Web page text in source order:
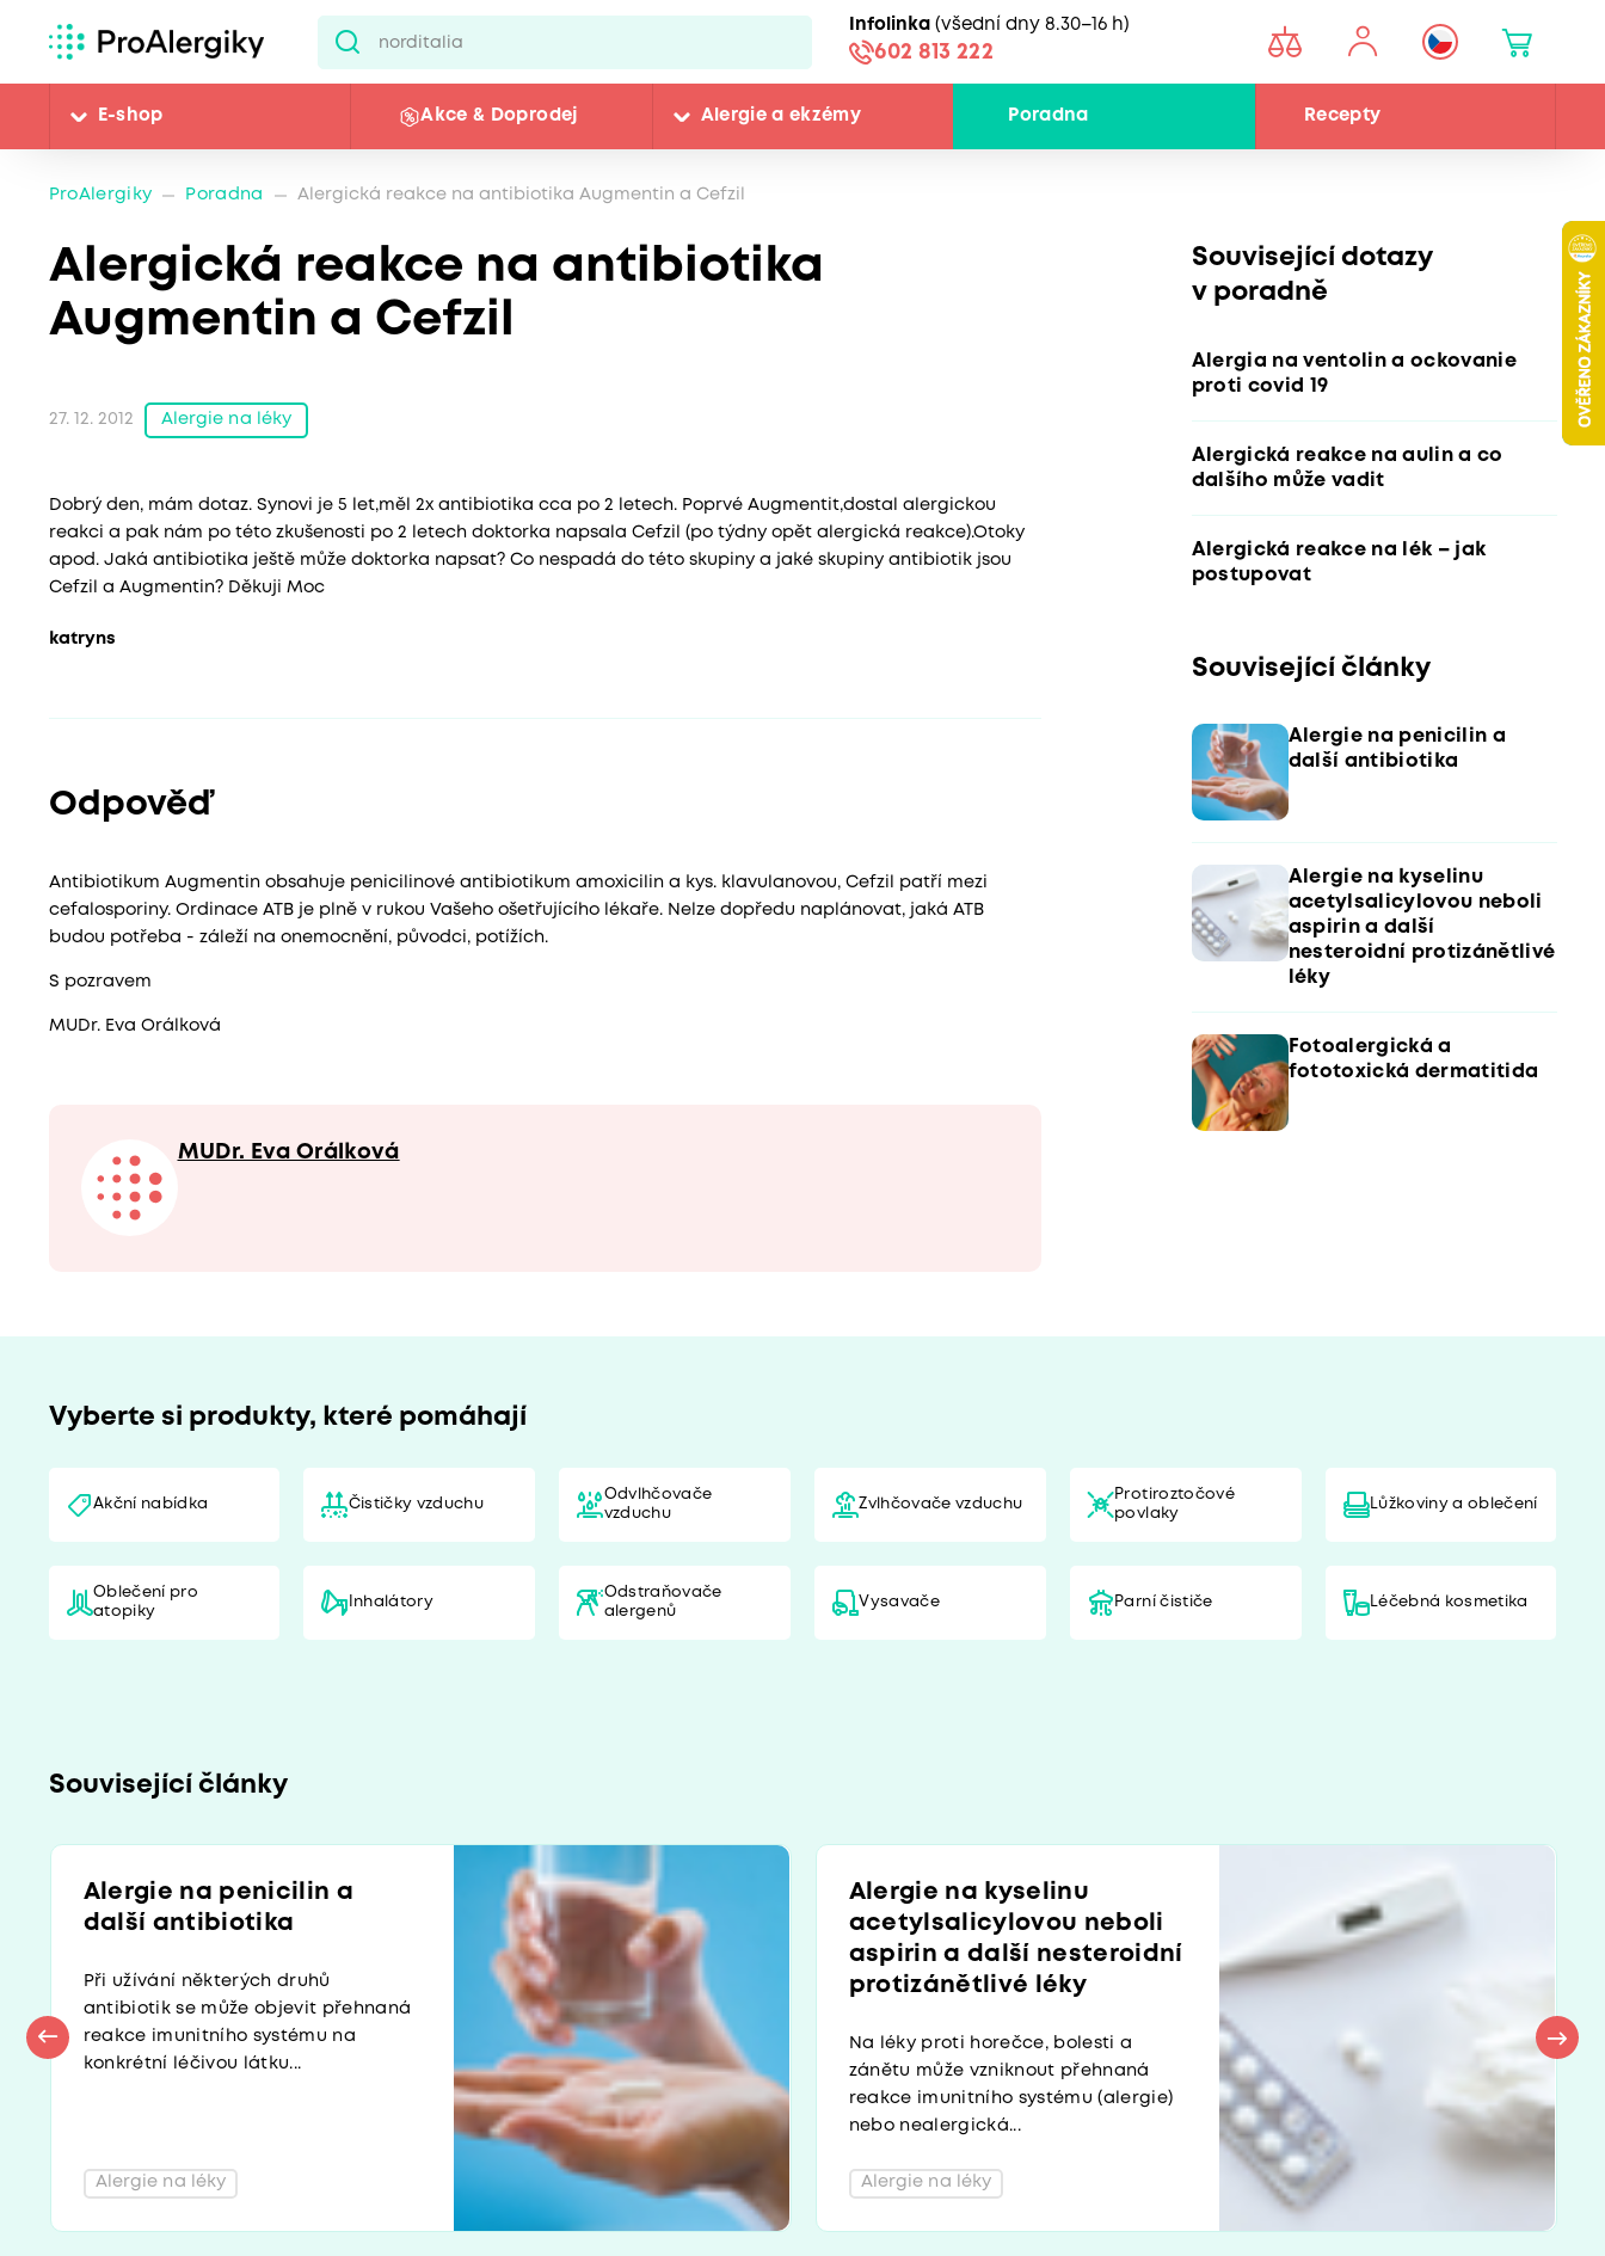
Infolinka (všední dny 8.30–16 h)
602 813 222
E-shop Akce & Doprodej Alergie a ekzémy Poradna Recepty
ProAlergiky Poradna Alergická reakce na antibiotika Augmentin a Cefzil
Alergická reakce na antibiotika
Augmentin a Cefzil
27. 12. 2012 Alergie na léky
Dobrý den, mám dotaz. Synovi je 5 let,měl 2x antibiotika cca po 2 letech. Poprvé Augmentit,dostal alergickou
reakci a pak nám po této zkušenosti po 2 letech doktorka napsala Cefzil (po týdny opět alergická reakce).Otoky
apod. Jaká antibiotika ještě může doktorka napsat? Co nespadá do této skupiny a jaké skupiny antibiotik jsou
Cefzil a Augmentin? Děkuji Moc
katryns
Odpověď
Antibiotikum Augmentin obsahuje penicilinové antibiotikum amoxicilin a kys. klavulanovou, Cefzil patří mezi
cefalosporiny. Ordinace ATB je plně v rukou Vašeho ošetřujícího lékaře. Nelze dopředu naplánovat, jaká ATB
budou potřeba - záleží na onemocnění, původci, potížích.
S pozravem
MUDr. Eva Orálková
MUDr. Eva Orálková
Související dotazy
v poradně
Alergia na ventolin a ockovanie
proti covid 19
Alergická reakce na aulin a co
dalšího může vadit
Alergická reakce na lék – jak
postupovat
Související články
Alergie na penicilin a
další antibiotika
Alergie na kyselinu
acetylsalicylovou neboli
aspirin a další
nesteroidní protizánětlivé
léky
Fotoalergická a
fototoxická dermatitida
Vyberte si produkty, které pomáhají
Akční nabídka Čističky vzduchu
Odvlhčovače
vzduchu
Zvlhčovače vzduchu
Protiroztočové
povlaky
Lůžkoviny a oblečení
Oblečení pro
atopiky
Inhalátory
Odstraňovače
alergenů
Vysavače Parní čističe Léčebná kosmetika
Související články
Alergie na penicilin a
další antibiotika
Při užívání některých druhů
antibiotik se může objevit přehnaná
reakce imunitního systému na
konkrétní léčivou látku...
Alergie na léky
Alergie na kyselinu
acetylsalicylovou neboli
aspirin a další nesteroidní
protizánětlivé léky
Na léky proti horečce, bolesti a
zánětu může vzniknout přehnaná
reakce imunitního systému (alergie)
nebo nealergická...
Alergie na léky